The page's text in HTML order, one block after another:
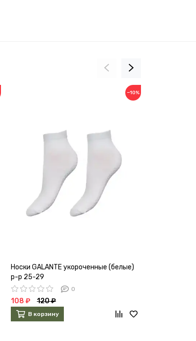
−10%
Носки GALANTE укороченные (белые)
р-р 25-29
0
108 ₽ 120 ₽
В корзину